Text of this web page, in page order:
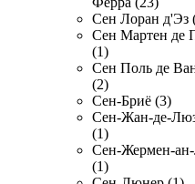
Сен Лоран д'Эз
Сен Мартен де
(1)
Сен Поль де
(2)
Сен-Бриё (3)
Сен-Жан-де-
(1)
Сен-Жермен-
(1)